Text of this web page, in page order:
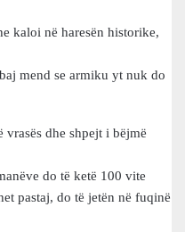
kaloi në haresën historike,
mend se armiku yt nuk do
vrasës dhe shpejt i bëjmë
do të ketë 100 vite
pastaj, do të jetën në fuqinë